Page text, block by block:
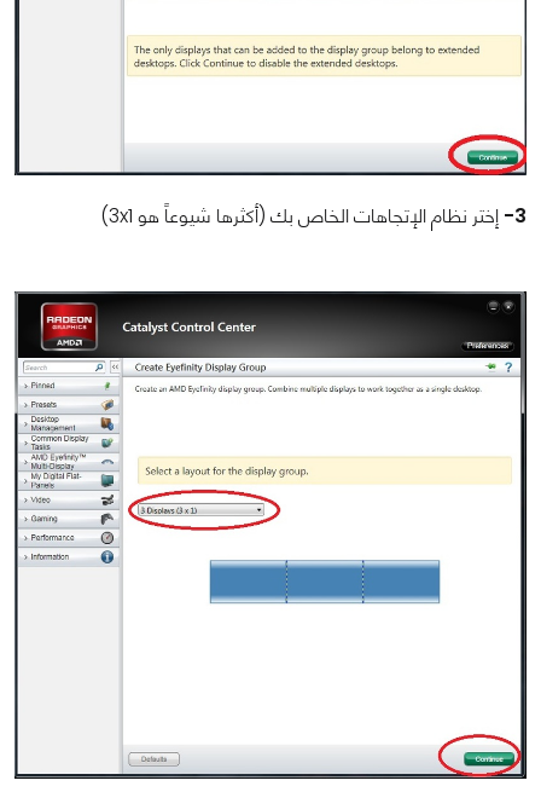
3- إختر نظام الإتجاهات الخاص بك (أكثرها شيوعاً هو 3x1
)